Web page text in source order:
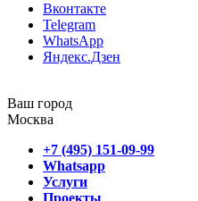
Вконтакте
Telegram
WhatsApp
Яндекс.Дзен
Ваш город
Москва
+7 (495) 151-09-99
Whatsapp
Услуги
Проекты